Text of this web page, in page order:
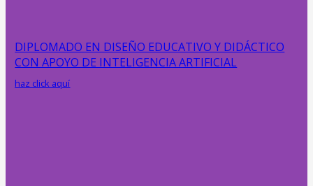
DIPLOMADO EN DISEÑO EDUCATIVO Y DIDÁCTICO
CON APOYO DE INTELIGENCIA ARTIFICIAL
haz click aquí